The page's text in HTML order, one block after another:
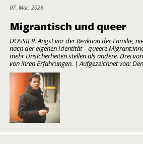
07. Mär. 2026
Migrantisch und queer
DOSSIER. Angst vor der Reaktion der Familie,
nach der eigenen Identität – queere
mehr Unsicherheiten stellen als andere. Drei
von ihren Erfahrungen. | Aufgezeichnet von: